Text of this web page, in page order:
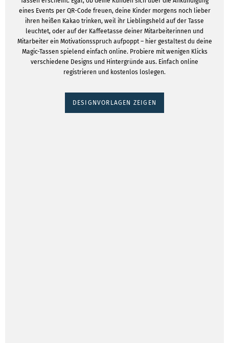
eines Events per QR-Code freuen, deine Kinder morgens noch lieber
ihren heißen Kakao trinken, weil ihr Lieblingsheld auf der Tasse
leuchtet, oder auf der Kaffeetasse deiner Mitarbeiterinnen und
Mitarbeiter ein Motivationsspruch aufpoppt – hier gestaltest du deine
Magic-Tassen spielend einfach online. Probiere mit wenigen Klicks
verschiedene Designs und Hintergründe aus. Einfach online
registrieren und kostenlos loslegen.
DESIGNVORLAGEN ZEIGEN